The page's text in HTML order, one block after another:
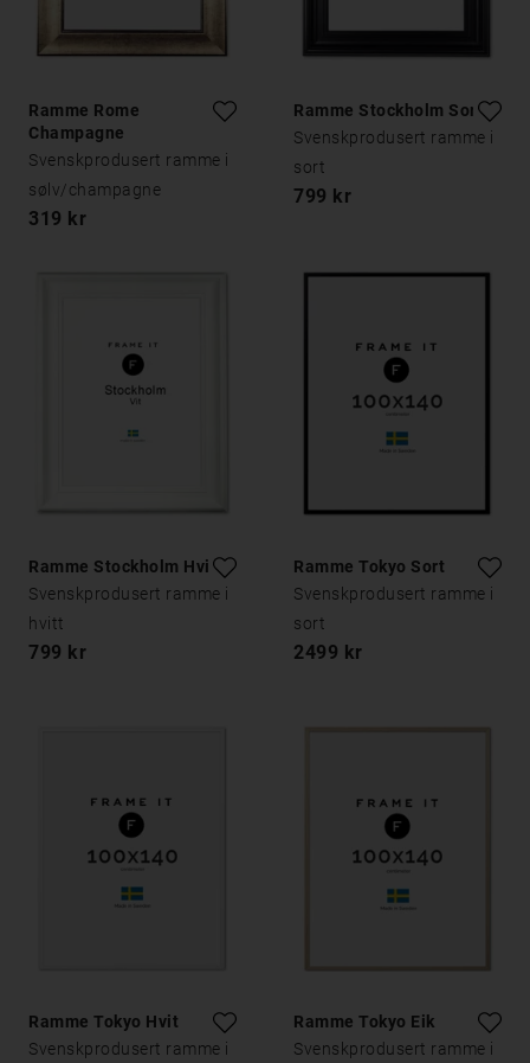
Ramme Rome
Champagne
Svenskprodusert ramme i
sølv/champagne
319 kr
Ramme Stockholm Sort
Svenskprodusert ramme i
sort
799 kr
Ramme Stockholm Hvit
Svenskprodusert ramme i
hvitt
799 kr
Ramme Tokyo Sort
Svenskprodusert ramme i
sort
2499 kr
Ramme Tokyo Hvit
Svenskprodusert ramme i
Ramme Tokyo Eik
Svenskprodusert ramme i